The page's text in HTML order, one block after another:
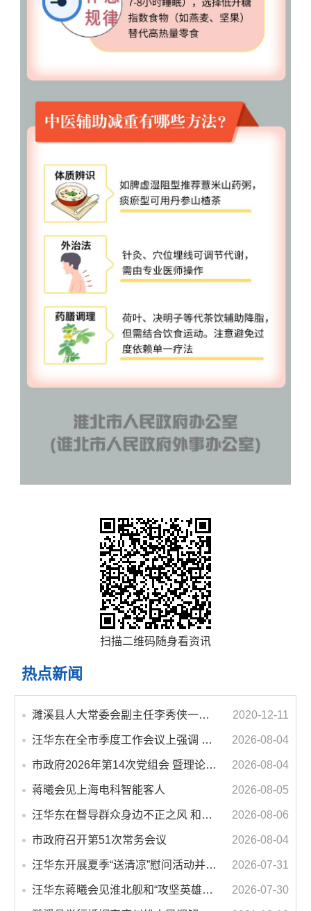
扫描二维码随身看资讯
热点新闻
濉溪县人大常委会副主任李秀侠一行调研城乡客运一体化和治超工作 2020-12-11
汪华东在全市季度工作会议上强调 锚定打好“三仗”任务和年度预期目标不动摇 在全市上下掀起比学赶超争先进位的攻坚热潮 2026-08-04
市政府2026年第14次党组会 暨理论学习中心组学习会议召开 蒋曦主持会议并讲话 2026-08-04
蒋曦会见上海电科智能客人 2026-08-05
汪华东在督导群众身边不正之风 和腐败问题集中整治工作时强调 以更高标准更实举措纵深推进集中整治 不断增强人民群众获得感幸福感安全感 2026-08-06
市政府召开第51次常务会议 2026-08-04
汪华东开展夏季“送清凉”慰问活动并调研专门教育工作 落实落细防暑降温措施 用心用情关爱一线职工 2026-07-31
汪华东蒋曦会见淮北舰和“攻坚英雄连”官兵代表 2026-07-30